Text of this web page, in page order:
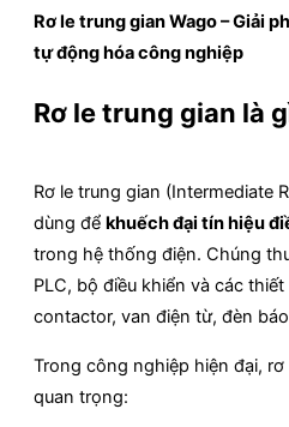
Rơ le trung gian Wago – Giải
tự động hóa công nghiệp
Rơ le trung gian là
Rơ le trung gian (Intermediate
dùng để khuếch đại tín hiệu
trong hệ thống điện. Chúng
PLC, bộ điều khiển và các
contactor, van điện từ, đèn
Trong công nghiệp hiện đại,
quan trọng: